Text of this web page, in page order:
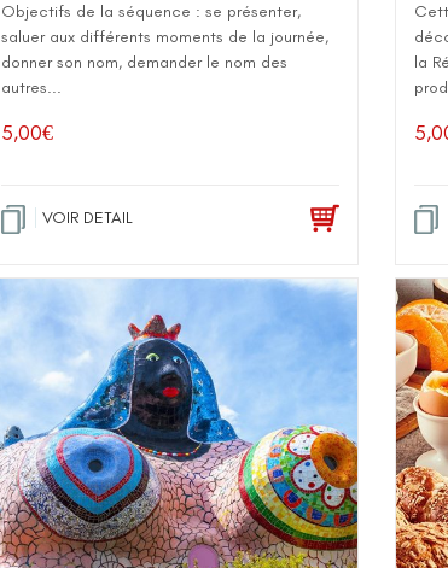
Objectifs de la séquence : se présenter,
saluer aux différents moments de la journée,
donner son nom, demander le nom des
autres...
5,00€
VOIR DETAIL
la